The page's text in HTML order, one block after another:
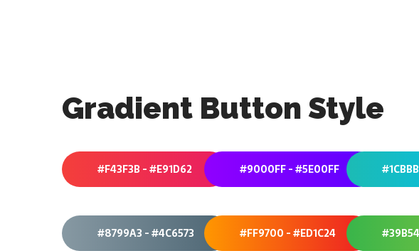
Gradient Button Style
#F43F3B - #E91D62
#8799A3 - #4C6573
#9000FF - #5E00FF
#FF9700 - #ED1C24